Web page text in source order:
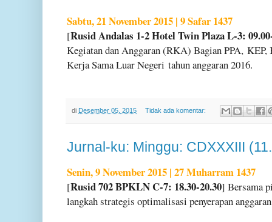
Sabtu, 21 November 2015 | 9 Safar 1437
[Rusid Andalas 1-2 Hotel Twin Plaza L-3:
Kegiatan dan Anggaran (RKA) Bagian PPA, KEP,
Kerja Sama Luar Negeri tahun anggaran 2016.
di Desember 05, 2015 Tidak ada komentar:
Jurnal-ku: Minggu: CDXXXIII
Senin, 9 November 2015 | 27 Muharram 1437
[Rusid 702 BPKLN C-7: 18.30-20.30] Bersama
langkah strategis optimalisasi penyerapan